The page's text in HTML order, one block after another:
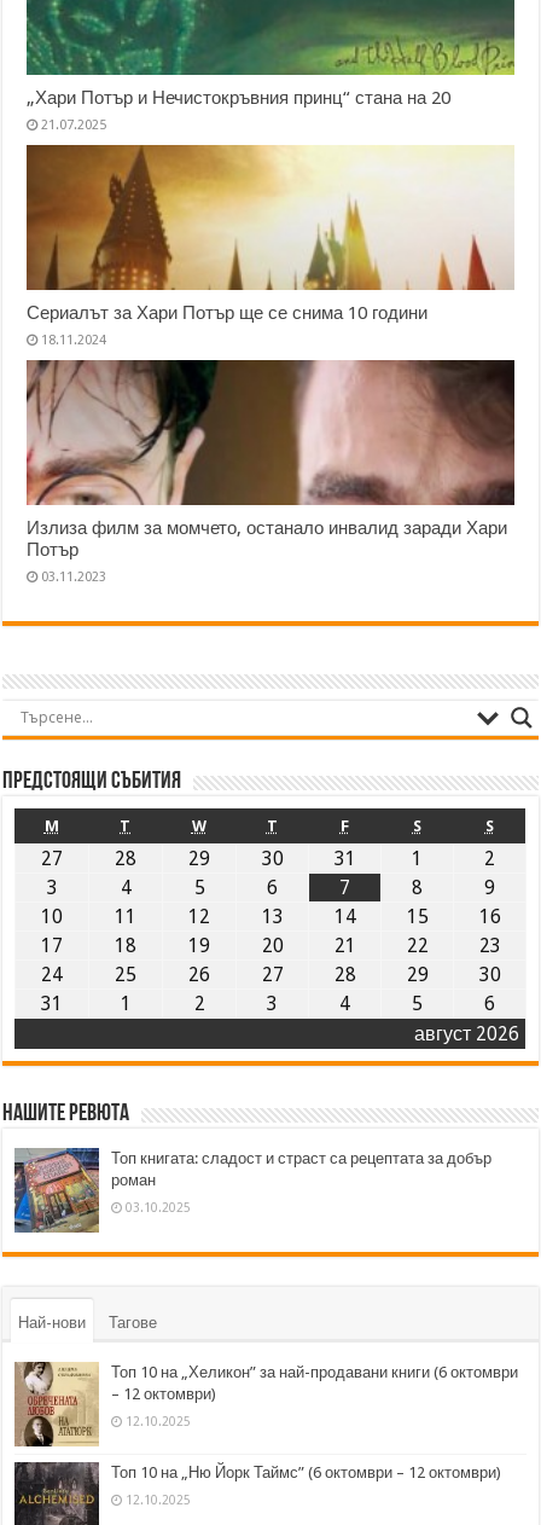
„Хари Потър и Нечистокръвния принц“ стана на 20
21.07.2025
Сериалът за Хари Потър ще се снима 10 години
18.11.2024
Излиза филм за момчето, останало инвалид заради Хари
Потър
03.11.2023
Предстоящи събития
август 2026
M T W T F S S
27 28 29 30 31 1
2
3
4 5 6 7 8
9
10
11 12 13 14 15
16
17
18 19 20 21 22
23
24
25 26 27 28 29
30
31
1 2 3 4 5 6
Нашите ревюта
Топ книгата: сладост и страст са рецептата за добър
роман
03.10.2025
Най-нови Тагове
Топ 10 на „Хеликон” за най-продавани книги (6 октомври
– 12 октомври)
12.10.2025
Топ 10 на „Ню Йорк Таймс” (6 октомври – 12 октомври)
12.10.2025